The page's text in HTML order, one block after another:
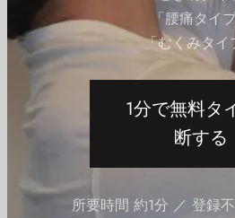
「腰痛タイプ
「むくみタイ
1分で無料タ
断する
所要時間 約1分 ／ 登録
の変化で見た目に影響
年齢ごとの股下の特徴を知るこ
に把握できます。
北野 優旗
成長期の子どもに
養と適度な運動を